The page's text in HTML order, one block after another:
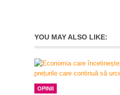
YOU MAY ALSO LIKE:
OPINII